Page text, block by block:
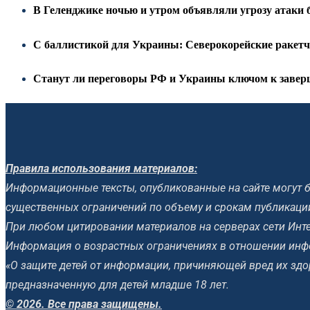
В Геленджике ночью и утром объявляли угрозу атаки
С баллистикой для Украины: Северокорейские
Станут ли переговоры РФ и Украины ключом к
Правила использования материалов:
Информационные тексты, опубликованные на сайте
существенных ограничений по объему и срокам
При любом цитировании материалов на серверах сети
Информация о возрастных ограничениях в отношении
«О защите детей от информации, причиняющей вред их
предназначенную для детей младше 18 лет.
© 2026. Все права защищены.